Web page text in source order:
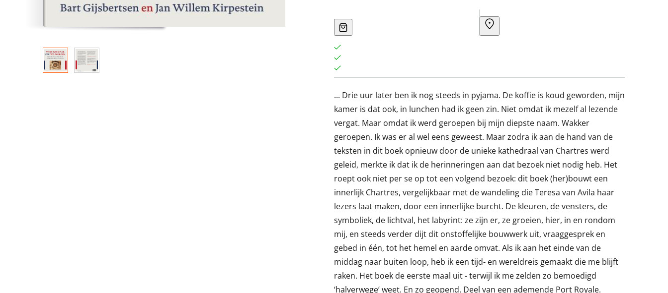
... Drie uur later ben ik nog steeds in pyjama. De koffie is koud geworden, mijn
kamer is dat ook, in lunchen had ik geen zin. Niet omdat ik mezelf al lezende
vergat. Maar omdat ik werd geroepen bij mijn diepste naam. Wakker
geroepen. Ik was er al wel eens geweest. Maar zodra ik aan de hand van de
teksten in dit boek opnieuw door de unieke kathedraal van Chartres werd
geleid, merkte ik dat ik de herinneringen aan dat bezoek niet nodig heb. Het
roept ook niet per se op tot een volgend bezoek: dit boek (her)bouwt een
innerlijk Chartres, vergelijkbaar met de wandeling die Teresa van Avila haar
lezers laat maken, door een innerlijke burcht. De kleuren, de vensters, de
symboliek, de lichtval, het labyrint: ze zijn er, ze groeien, hier, in en rondom
mij, en steeds verder dijt dit onstoffelijke bouwwerk uit, vraaggesprek en
gebed in één, tot het hemel en aarde omvat. Als ik aan het einde van de
middag naar buiten loop, heb ik een tijd- en wereldreis gemaakt die me blijft
raken. Het boek de eerste maal uit - terwijl ik me zelden zo bemoedigd
‘halverwege’ weet. En zo geopend. Deel van een ademende Port Royale.